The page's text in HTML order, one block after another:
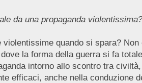
da una propaganda violentissima?
quando si spara?
la forma della guerra si fa
intorno allo scontro tra
efficaci, anche nella conduzione